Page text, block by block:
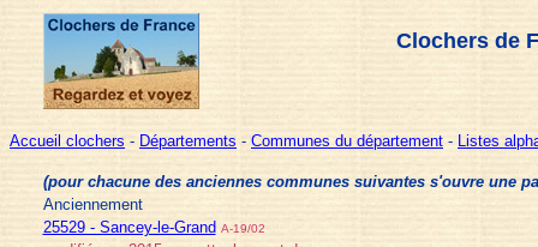
Clochers de
Accueil clochers - Départements - Communes du département - Listes
(pour chacune des anciennes communes suivantes s'ouvre une
Anciennement
25529 - Sancey-le-Grand A-19/02